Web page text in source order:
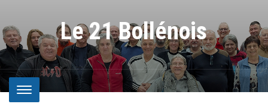
Le 21 Bollénois